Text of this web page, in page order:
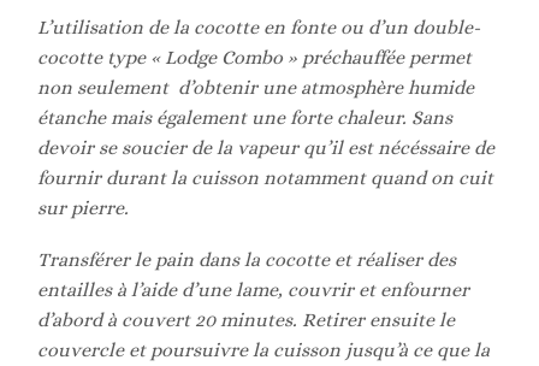
L’utilisation de la cocotte en fonte ou d’un double-
cocotte type « Lodge Combo » préchauffée permet
non seulement d’obtenir une atmosphère humide
étanche mais également une forte chaleur. Sans
devoir se soucier de la vapeur qu’il est nécéssaire de
fournir durant la cuisson notamment quand on cuit
sur pierre.
Transférer le pain dans la cocotte et réaliser des
entailles à l’aide d’une lame, couvrir et enfourner
d’abord à couvert 20 minutes. Retirer ensuite le
couvercle et poursuivre la cuisson jusqu’à ce que la